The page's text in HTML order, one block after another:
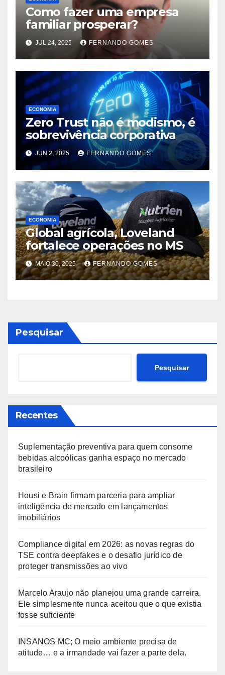
Como fazer uma empresa
familiar prosperar?
JUL 24, 2025 FERNANDO GOMES
ECONOMIA
Zero Trust não é modismo, é
sobrevivência corporativa
JUN 2, 2025 FERNANDO GOMES
ECONOMIA
Global agrícola, Loveland
fortalece operações no MS
MAIO 30, 2025 FERNANDO GOMES
Pesquisar
Pesquisar
Recentes
Suplementação preventiva para quem consome
bebidas alcoólicas ganha espaço no mercado
brasileiro
Housi e Brain firmam parceria para ampliar
inteligência de mercado em lançamentos
imobiliários
Compliance digital em 2026: as novas regras do
TSE contra deepfakes e o desafio jurídico de
proteger transmissões ao vivo
Marcelo Araujo não planejou uma grande carreira.
Ele simplesmente nunca aceitou que o que existia
fosse suficiente
INSANOS MC; O meio ambiente precisa de
atitude… e a irmandade vai fazer a parte dela.